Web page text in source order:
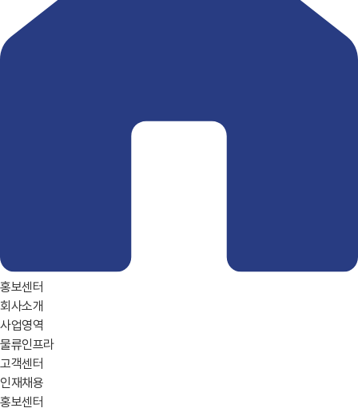
홍보센터
회사소개
사업영역
물류인프라
고객센터
인재채용
홍보센터